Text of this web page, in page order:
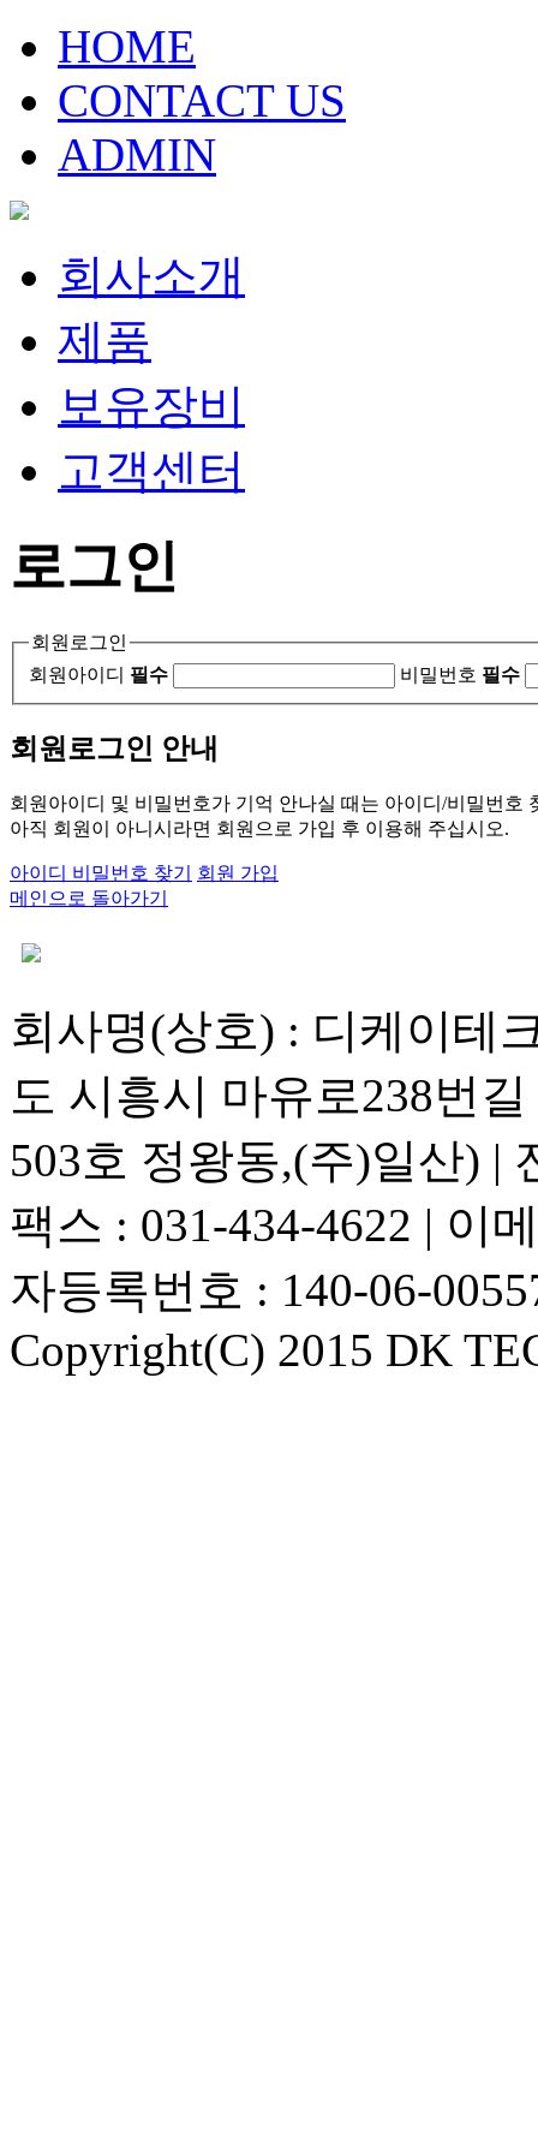
HOME
CONTACT US
ADMIN
회사소개
제품
보유장비
고객센터
로그인
회원로그인
회원아이디 필수 비밀번호 필수
회원로그인 안내
회원아이디 및 비밀번호가 기억 안나실 때는 아이디/비밀번호
아직 회원이 아니시라면 회원으로 가입 후 이용해 주십시오.
아이디 비밀번호 찾기
회원 가입
메인으로 돌아가기
회사명(상호) : 디케이테
도 시흥시 마유로238번
503호 정왕동,(주)일산) |
팩스 : 031-434-4622 | 이
자등록번호 : 140-06-
Copyright(C) 2015 DK